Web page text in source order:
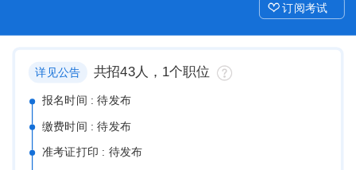
订阅考试
详见公告 共招43人，1个职位
报名时间 : 待发布
缴费时间 : 待发布
准考证打印 : 待发布